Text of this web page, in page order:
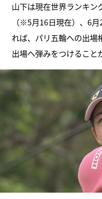
山下は現在世界ランキン
（※5月16日現在）、6
れば、パリ五輪への出場
出場へ弾みをつけること